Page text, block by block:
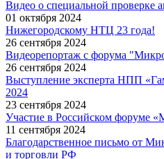
Видео о специальной проверке
01 октября 2024
Нижегородскому НТЦ 23 года!
26 сентября 2024
Видеорепортаж с форума
26 сентября 2024
Выступление эксперта НПП
2024
23 сентября 2024
Участие в Российском форуме
11 сентября 2024
Благодарственное письмо от
и торговли РФ